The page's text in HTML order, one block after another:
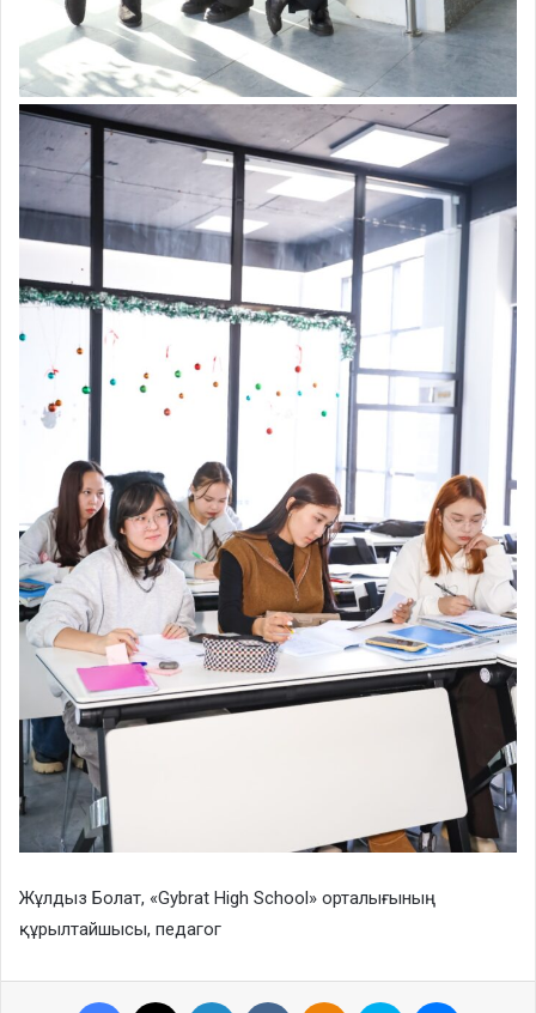
Жұлдыз Болат, «Gybrat High School» орталығының
құрылтайшысы, педагог
Facebook LinkedIn VKontakteOdnoklassniki
Skype